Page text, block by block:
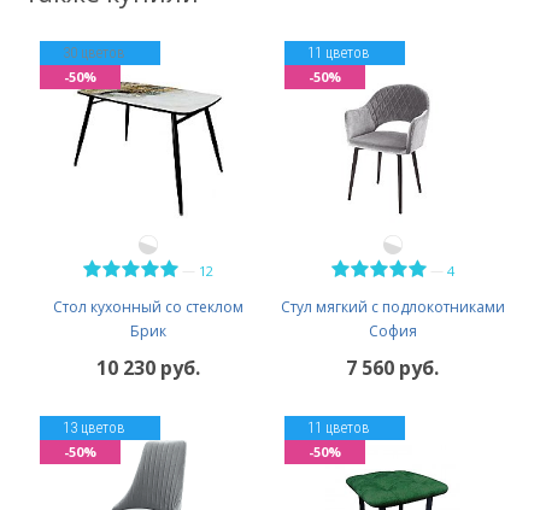
12
Стол кухонный со стеклом
Брик
30 цветов
10 230 руб.
-50%
4
Стул мягкий с подлокотниками
София
11 цветов
7 560 руб.
-50%
13 цветов
-50%
11 цветов
-50%